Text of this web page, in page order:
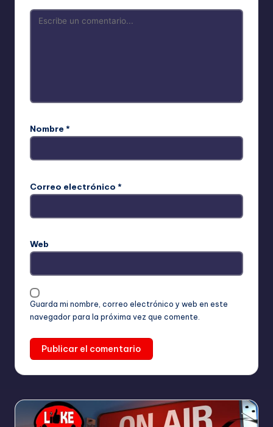
Nombre *
Correo electrónico *
Web
Guarda mi nombre, correo electrónico y web en este
navegador para la próxima vez que comente.